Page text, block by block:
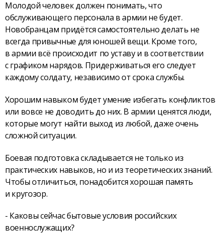
Молодой человек должен понимать, что
обслуживающего персонала в армии не будет.
Новобранцам придётся самостоятельно делать не
всегда привычные для юношей вещи. Кроме того,
в армии всё происходит по уставу и в соответствии
с графиком нарядов. Придерживаться его следует
каждому солдату, независимо от срока службы.
Хорошим навыком будет умение избегать конфликтов
или вовсе не доводить до них. В армии ценятся люди,
которые могут найти выход из любой, даже очень
сложной ситуации.
Боевая подготовка складывается не только из
практических навыков, но и из теоретических знаний.
Чтобы отличиться, понадобится хорошая память
и кругозор.
- Каковы сейчас бытовые условия российских
военнослужащих?